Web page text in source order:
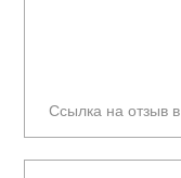
Ссылка на отзыв в